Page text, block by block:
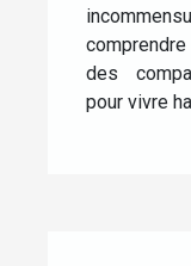
des
pour vivre